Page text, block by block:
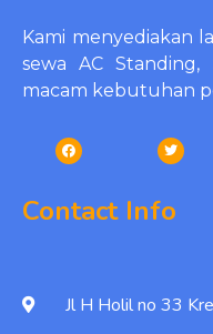
Kami menyediakan
sewa AC
macam kebutuhan
Contact Info
Jl H Holil no 33